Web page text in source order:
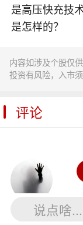
是高压快充技
是怎样的？
内容如涉及个股仅
投资有风险，入市须
评论
谢
说点啥...